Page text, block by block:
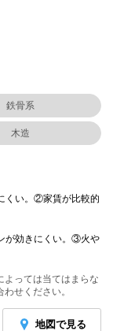
鉄骨系
木造
くい。②家賃が比較的
が効きにくい。③火や
っては当てはまらな
せください。
地図で見る